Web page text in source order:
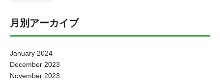
col="#f2ceb5" type="thinking" border="on" icon_shape="circle"]私がハマ
風呂のようにお風呂がむき出しになっている物件や、25㎡に2LDKを詰
め込んだ物件など、見たことない物件を沢山紹介していて、物件を見
るのが好きな私はそれをついつい見ちゃって夜更かしをしてしまいま
す☾動画を観て、こんなお家住みたいなぁとか、今はこんなお家がある
月別アーカイブ
January 2024
December 2023
November 2023